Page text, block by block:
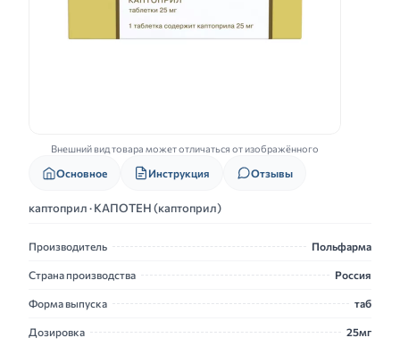
Внешний вид товара может отличаться от изображённого
Основное Инструкция Отзывы
каптоприл · КАПОТЕН (каптоприл)
Производитель Польфарма
Страна производства Россия
Форма выпуска таб
Дозировка 25мг